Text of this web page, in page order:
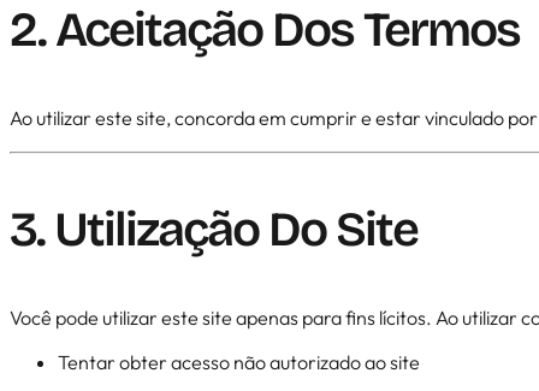
2. Aceitação Dos Termos
Ao utilizar este site, concorda em cumprir e estar vinculado
3. Utilização Do Site
Você pode utilizar este site apenas para fins lícitos. Ao utilizar
Tentar obter acesso não autorizado ao site